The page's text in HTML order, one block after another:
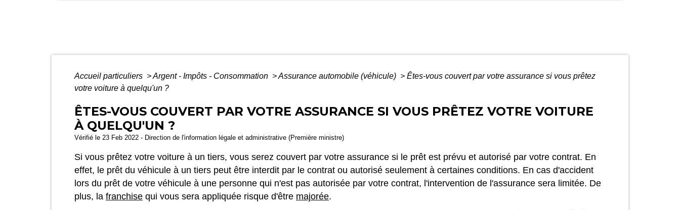
Accueil particuliers >Argent - Impôts - Consommation >Assurance automobile (véhicule) > Êtes-vous couvert par votre assurance si vous prêtez
votre voiture à quelqu'un ?
ÊTES-VOUS COUVERT PAR VOTRE ASSURANCE SI VOUS PRÊTEZ VOTRE VOITURE
À QUELQU'UN ?
Vérifié le 23 Feb 2022 - Direction de l'information légale et administrative (Première ministre)
Si vous prêtez votre voiture à un tiers, vous serez couvert par votre assurance si le prêt est prévu et autorisé par votre contrat. En
effet, le prêt du véhicule à un tiers peut être interdit par le contrat ou autorisé seulement à certaines conditions. En cas d'accident
lors du prêt de votre véhicule à une personne qui n'est pas autorisée par votre contrat, l'intervention de l'assurance sera limitée. De
plus, la franchise qui vous sera appliquée risque d'être majorée.